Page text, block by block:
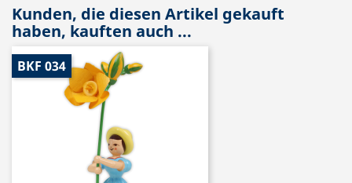
Kunden, die diesen Artikel gekauft
haben, kauften auch ...
BKF 034